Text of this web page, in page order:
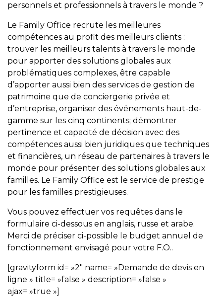
personnels et professionnels à travers le monde ?
Le Family Office recrute les meilleures
compétences au profit des meilleurs clients :
trouver les meilleurs talents à travers le monde
pour apporter des solutions globales aux
problématiques complexes, être capable
d’apporter aussi bien des services de gestion de
patrimoine que de conciergerie privée et
d’entreprise, organiser des événements haut-de-
gamme sur les cinq continents; démontrer
pertinence et capacité de décision avec des
compétences aussi bien juridiques que techniques
et financières, un réseau de partenaires à travers le
monde pour présenter des solutions globales aux
familles. Le Family Office est le service de prestige
pour les familles prestigieuses.
Vous pouvez effectuer vos requêtes dans le
formulaire ci-dessous en anglais, russe et arabe.
Merci de préciser ci-possible le budget annuel de
fonctionnement envisagé pour votre F.O..
[gravityform id= »2″ name= »Demande de devis en
ligne » title= »false » description= »false »
ajax= »true »]